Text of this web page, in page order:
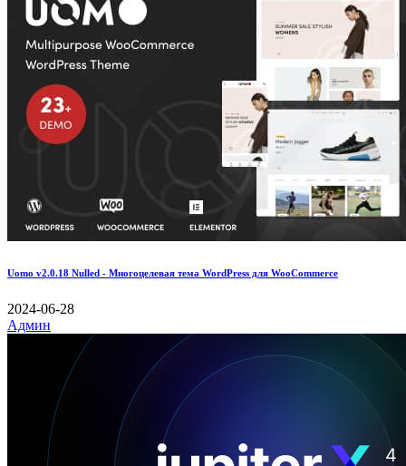
Uomo v2.0.18 Nulled - Многоцелевая тема WordPress для WooCommerce
2024-06-28
Админ